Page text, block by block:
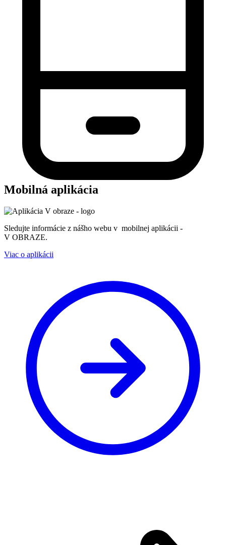
Mobilná aplikácia
Sledujte informácie z nášho webu v mobilnej aplikácii -
V OBRAZE.
Viac o aplikácii